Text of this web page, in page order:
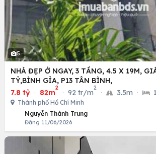
5
NHÀ ĐẸP Ở NGAY, 3 TẦNG, 4.5 X 19M,
TỶ,BÌNH GỈA, P13 TÂN BÌNH,
7.8 tỷ · 82m
2
· 92 tr/m
2
· 3.5m · 1
Thành phố Hồ Chí Minh
Nguyễn Thành Trung
Đăng 11/06/2026